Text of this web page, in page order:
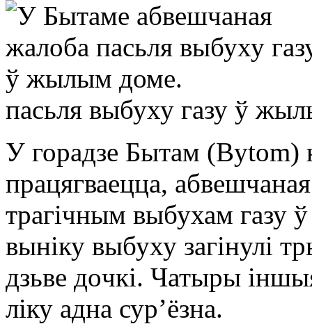
пасьля выбуху газу ў
У горадзе Бытам
працягваецца,
трагічным выбухам
выніку выбуху загінулі
дзьве дoчкі. Чатыры
ліку адна сур’ёзна.